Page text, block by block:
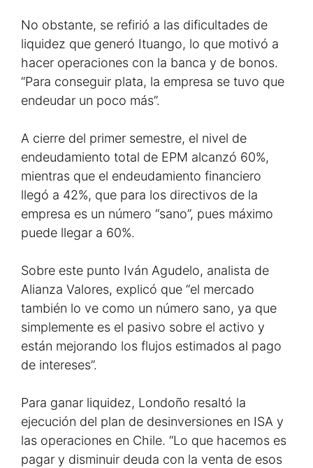
No obstante, se refirió a las dificultades de
liquidez que generó Ituango, lo que motivó a
hacer operaciones con la banca y de bonos.
“Para conseguir plata, la empresa se tuvo que
endeudar un poco más”.
A cierre del primer semestre, el nivel de
endeudamiento total de EPM alcanzó 60%,
mientras que el endeudamiento financiero
llegó a 42%, que para los directivos de la
empresa es un número “sano”, pues máximo
puede llegar a 60%.
Sobre este punto Iván Agudelo, analista de
Alianza Valores, explicó que “el mercado
también lo ve como un número sano, ya que
simplemente es el pasivo sobre el activo y
están mejorando los flujos estimados al pago
de intereses”.
Para ganar liquidez, Londoño resaltó la
ejecución del plan de desinversiones en ISA y
las operaciones en Chile. “Lo que hacemos es
pagar y disminuir deuda con la venta de esos